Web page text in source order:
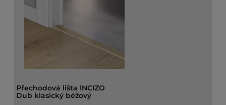
Přechodová lišta INCIZO
Dub klasický béžový